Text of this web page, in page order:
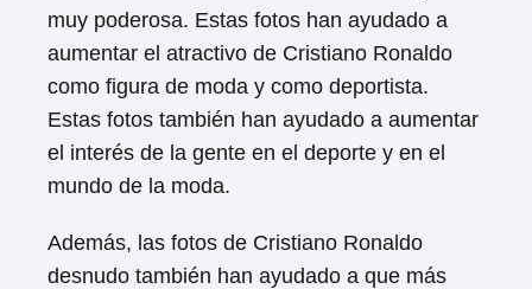
muy poderosa. Estas fotos han ayudado a
aumentar el atractivo de Cristiano Ronaldo
como figura de moda y como deportista.
Estas fotos también han ayudado a aumentar
el interés de la gente en el deporte y en el
mundo de la moda.
Además, las fotos de Cristiano Ronaldo
desnudo también han ayudado a que más